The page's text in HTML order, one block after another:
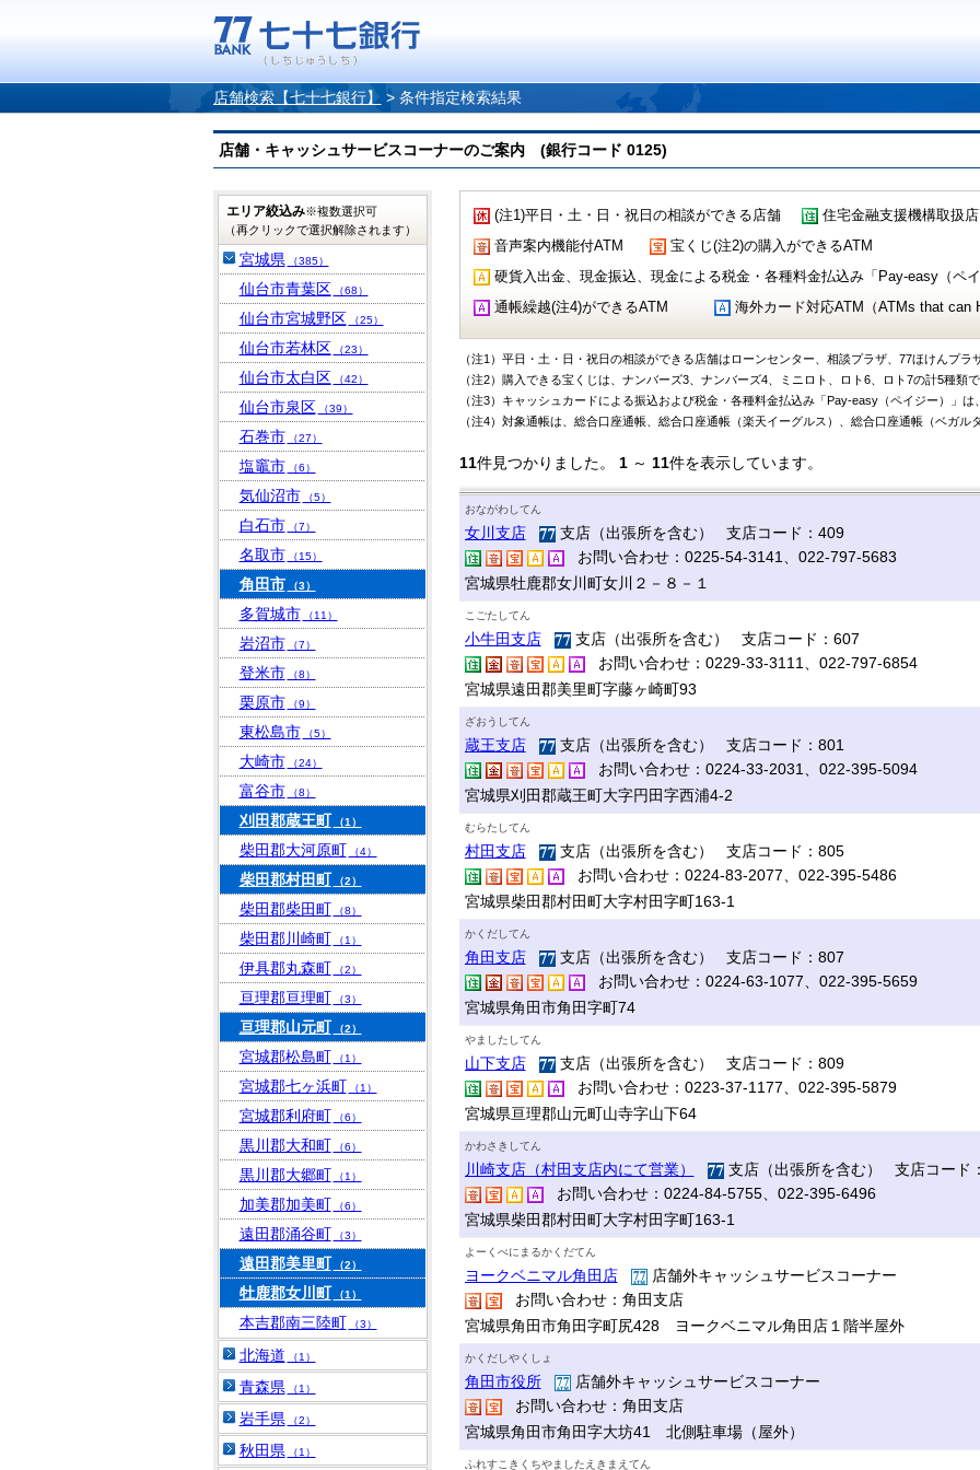
店舗検索【七十七銀行】 > 条件指定検索結果
店舗・キャッシュサービスコーナーのご案内 (銀行コード 0125)
(注1)平日・土・日・祝日の相談ができる店舗 住宅金融支援機構取扱店
音声案内機能付ATM
宝くじ(注2)の購入ができるATM
硬貨入出金、現金振込、現金による税金・各種料金払込み「Pay-easy（ペ
通帳繰越(注4)ができるATM
海外カード対応ATM（ATMs that can
（注1）平日・土・日・祝日の相談ができる店舗はローンセンター、相談プラザ、77ほけんプラ
（注2）購入できる宝くじは、ナンバーズ3、ナンバーズ4、ミニロト、ロト6、ロト7の計5種類で
（注3）キャッシュカードによる振込および税金・各種料金払込み「Pay-easy（ペイジー）」は
（注4）対象通帳は、総合口座通帳、総合口座通帳（楽天イーグルス）、総合口座通帳（ベガル
11件見つかりました。 1～ 11件を表示しています。
おながわしてん
女川支店
支店（出張所を含む） 支店コード：409
お問い合わせ：0225-54-3141、022-797-5683
宮城県牡鹿郡女川町女川２－８－１
こごたしてん
小牛田支店
支店（出張所を含む） 支店コード：607
お問い合わせ：0229-33-3111、022-797-6854
宮城県遠田郡美里町字藤ヶ崎町93
ざおうしてん
蔵王支店
支店（出張所を含む） 支店コード：801
お問い合わせ：0224-33-2031、022-395-5094
宮城県刈田郡蔵王町大字円田字西浦4-2
むらたしてん
村田支店
支店（出張所を含む） 支店コード：805
お問い合わせ：0224-83-2077、022-395-5486
宮城県柴田郡村田町大字村田字町163-1
かくだしてん
角田支店
支店（出張所を含む） 支店コード：807
お問い合わせ：0224-63-1077、022-395-5659
宮城県角田市角田字町74
やましたしてん
山下支店
支店（出張所を含む） 支店コード：809
お問い合わせ：0223-37-1177、022-395-5879
宮城県亘理郡山元町山寺字山下64
かわさきしてん
川崎支店（村田支店内にて営業）
支店（出張所を含む） 支店コード
お問い合わせ：0224-84-5755、022-395-6496
宮城県柴田郡村田町大字村田字町163-1
よーくべにまるかくだてん
ヨークベニマル角田店
店舗外キャッシュサービスコーナー
お問い合わせ：角田支店
宮城県角田市角田字町尻428 ヨークベニマル角田店１階半屋外
かくだしやくしょ
角田市役所
店舗外キャッシュサービスコーナー
お問い合わせ：角田支店
宮城県角田市角田字大坊41 北側駐車場（屋外）
ふれすこきくちやましたえきまえてん
エリア絞込み※複数選択可
（再クリックで選択解除されます）
宮城県 （385）
仙台市青葉区 （68）
仙台市宮城野区 （25）
仙台市若林区 （23）
仙台市太白区 （42）
仙台市泉区 （39）
石巻市 （27）
塩竈市 （6）
気仙沼市 （5）
白石市 （7）
名取市 （15）
角田市 （3）
多賀城市 （11）
岩沼市 （7）
登米市 （8）
栗原市 （9）
東松島市 （5）
大崎市 （24）
富谷市 （8）
刈田郡蔵王町 （1）
柴田郡大河原町 （4）
柴田郡村田町 （2）
柴田郡柴田町 （8）
柴田郡川崎町 （1）
伊具郡丸森町 （2）
亘理郡亘理町 （3）
亘理郡山元町 （2）
宮城郡松島町 （1）
宮城郡七ヶ浜町 （1）
宮城郡利府町 （6）
黒川郡大和町 （6）
黒川郡大郷町 （1）
加美郡加美町 （6）
遠田郡涌谷町 （3）
遠田郡美里町 （2）
牡鹿郡女川町 （1）
本吉郡南三陸町 （3）
北海道 （1）
青森県 （1）
岩手県 （2）
秋田県 （1）